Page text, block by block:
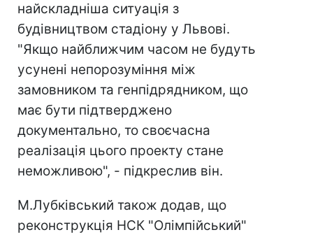
найскладніша ситуація з
будівництвом стадіону у Львові.
"Якщо найближчим часом не будуть
усунені непорозуміння між
замовником та генпідрядником, що
має бути підтверджено
документально, то своєчасна
реалізація цього проекту стане
неможливою", - підкреслив він.
М.Лубківський також додав, що
реконструкція НСК "Олімпійський"